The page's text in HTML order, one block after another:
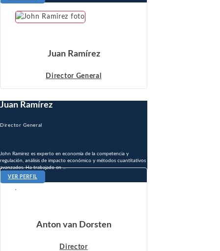
Juan Ramírez
Director General
Juan Ramírez
Director General
John Ramirez es experto en economía de la competencia y
regulación, análisis de impacto económico y métodos cuantitativos
avanzados. Ha trabajado en ...
VER PERFIL
Anton van Dorsten
Director